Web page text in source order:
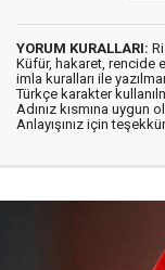
YORUM KURALLARI:
Küfür, hakaret, rencide
imla kuralları ile
Türkçe karakter
Adınız kısmına uygun
Anlayışınız için